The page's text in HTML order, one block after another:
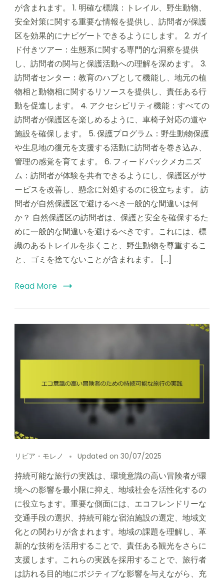
が含まれます。 1. 明確な標識：トレイル、野生動物、
安全対策に関する重要な情報を提供し、訪問者が保護
区を効果的にナビゲートできるようにします。 2. ガイ
ド付きツアー：生態系に関する専門的な洞察を提供
し、訪問者の関与と保護活動への理解を深めます。 3.
訪問者センター：教育のハブとして機能し、地元の植
物相と動物相に関するリソースを提供し、責任ある行
動を促進します。 4. アクセシビリティ機能：すべての
訪問者が保護区を楽しめるように、車椅子対応の道や
施設を確保します。 5. 保護プログラム：野生動物保護
や生息地の復元を支援する活動に訪問者を巻き込み、
管理の感覚を育てます。 6. フィードバックメカニズ
ム：訪問者が体験を共有できるようにし、保護区がサ
ービスを改善し、懸念に対処するのに役立ちます。 訪
問者が自然保護区で避けるべき一般的な間違いは何
か？ 自然保護区の訪問者は、保護と安全を確保するた
めに一般的な間違いを避けるべきです。これには、標
識のあるトレイルを歩くこと、野生動物を尊重するこ
と、ゴミを捨てないことが含まれます。 […]
Read More
リビア・モレノ Updated on 30/07/2025
持続可能な旅行の実践は、環境意識の高い冒険者が環
境への影響を最小限に抑え、地域社会を活性化するの
に役立ちます。重要な側面には、エコフレンドリーな
交通手段の選択、持続可能な宿泊施設の選定、地域文
化との関わりが含まれます。地域の課題を理解し、革
新的な技術を活用することで、責任ある観光をさらに
支援します。これらの実践を採用することで、旅行者
は訪れる目的地にポジティブな影響を与えながら、充